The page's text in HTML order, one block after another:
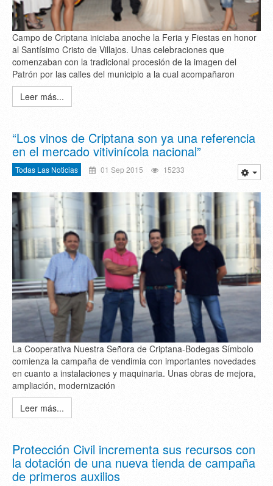
Campo de Criptana iniciaba anoche la Feria y Fiestas en honor
al Santísimo Cristo de Villajos. Unas celebraciones que
comenzaban con la tradicional procesión de la imagen del
Patrón por las calles del municipio a la cual acompañaron
Leer más...
“Los vinos de Criptana son ya una referencia
en el mercado vitivinícola nacional”
Todas Las Noticias 01 Sep 2015 15233
La Cooperativa Nuestra Señora de Criptana-Bodegas Símbolo
comienza la campaña de vendimia con importantes novedades
en cuanto a instalaciones y maquinaria. Unas obras de mejora,
ampliación, modernización
Leer más...
Protección Civil incrementa sus recursos con
la dotación de una nueva tienda de campaña
de primeros auxilios